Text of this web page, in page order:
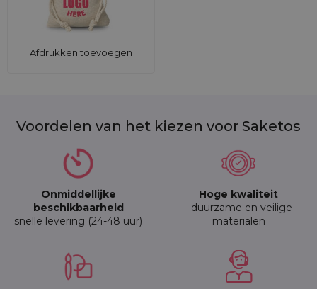
Afdrukken toevoegen
Voordelen van het kiezen voor Saketos
Onmiddellijke
beschikbaarheid
snelle levering (24-48 uur)
Hoge kwaliteit
- duurzame en veilige
materialen